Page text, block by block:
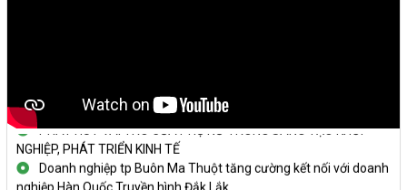
TẬP THỂ
PHÁT HUY VAI TRÒ CỦA PHỤ NỮ TRONG SÁNG TẠO KHỞI
NGHIỆP, PHÁT TRIỂN KINH TẾ
Doanh nghiệp tp Buôn Ma Thuột tăng cường kết nối với doanh
nghiệp Hàn Quốc Truyền hình Đắk Lắk